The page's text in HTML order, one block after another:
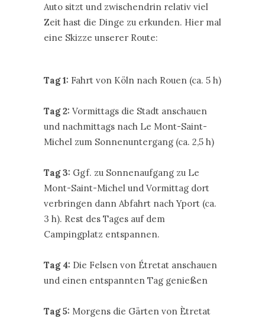
Auto sitzt und zwischendrin relativ viel
Zeit hast die Dinge zu erkunden. Hier mal
eine Skizze unserer Route:
Tag 1: Fahrt von Köln nach Rouen (ca. 5 h)
Tag 2: Vormittags die Stadt anschauen
und nachmittags nach Le Mont-Saint-
Michel zum Sonnenuntergang (ca. 2,5 h)
Tag 3: Ggf. zu Sonnenaufgang zu Le
Mont-Saint-Michel und Vormittag dort
verbringen dann Abfahrt nach Yport (ca.
3 h). Rest des Tages auf dem
Campingplatz entspannen.
Tag 4: Die Felsen von Étretat anschauen
und einen entspannten Tag genießen
Tag 5: Morgens die Gärten von Ètretat